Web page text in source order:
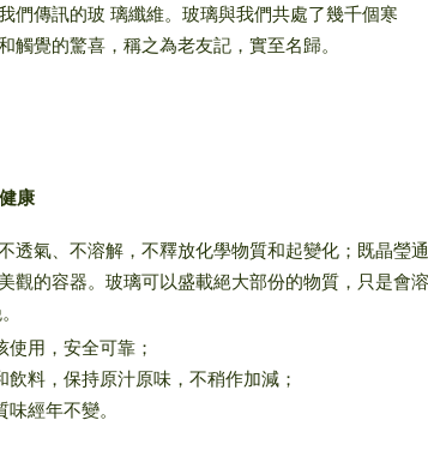
們傳訊的玻 璃纖維。玻璃與我們共處了幾千個寒
覺的驚喜，稱之為老友記，實至名歸。
康
透氣、不溶解，不釋放化學物質和起變化；既晶瑩通
觀的容器。玻璃可以盛載絕大部份的物質，只是會溶
使用，安全可靠；
飲料，保持原汁原味，不稍作加減；
經年不變。